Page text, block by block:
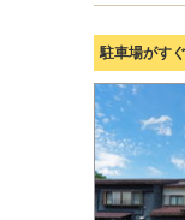
駐車場がす